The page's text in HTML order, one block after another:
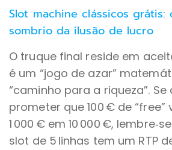
Slot machine clássicos grátis:
sombrio da ilusão de lucro
O truque final reside em
é um “jogo de azar”
“caminho para a riqueza”.
prometer que 100 € de
1 000 € em 10 000 €,
slot de 5 linhas tem um RTP